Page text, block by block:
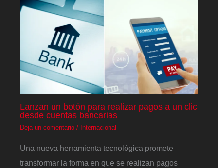
Lanzan un botón para realizar pagos a un clic
desde cuentas bancarias
Deja un comentario / Internacional
Una nueva herramienta tecnológica promete
transformar la forma en que se realizan pagos